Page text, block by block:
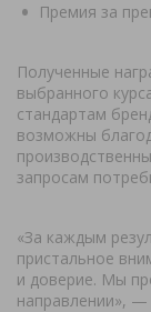
Премия за
Полученные
выбранного
стандартам
возможны
запросам
«За каждым
пристальное
и доверие. Мы
направлении»,